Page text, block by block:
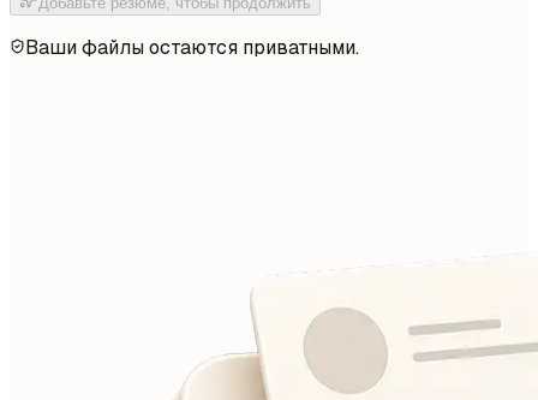
Ваши файлы остаются приватными.